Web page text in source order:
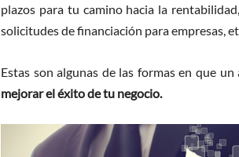
plazos para tu camino hacia la
solicitudes de financiación para empresas,
Estas son algunas de las formas en que
mejorar el éxito de tu negocio.